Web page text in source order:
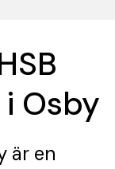
Osby
är en